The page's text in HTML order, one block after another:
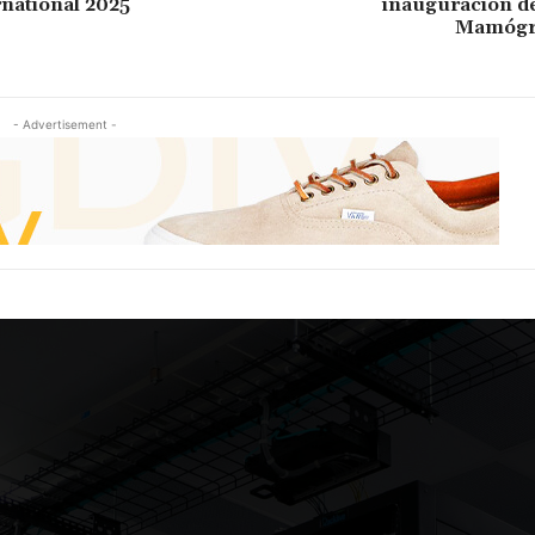
- Advertisement -